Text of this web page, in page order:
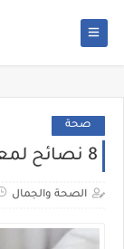
صحة
8 نصائح لمعالجة البواسير
الصحة والجمال